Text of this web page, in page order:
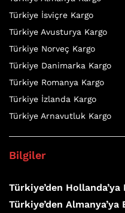
Türkiye İsviçre Kargo
Türkiye Avusturya Kargo
Türkiye Norveç Kargo
Türkiye Danimarka Kargo
Türkiye Romanya Kargo
Türkiye İzlanda Kargo
Türkiye Arnavutluk Kargo
Bilgiler
Türkiye’den
Türkiye’den Almanya’ya